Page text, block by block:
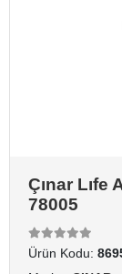
Çınar Lıfe
78005
Ürün Kodu: